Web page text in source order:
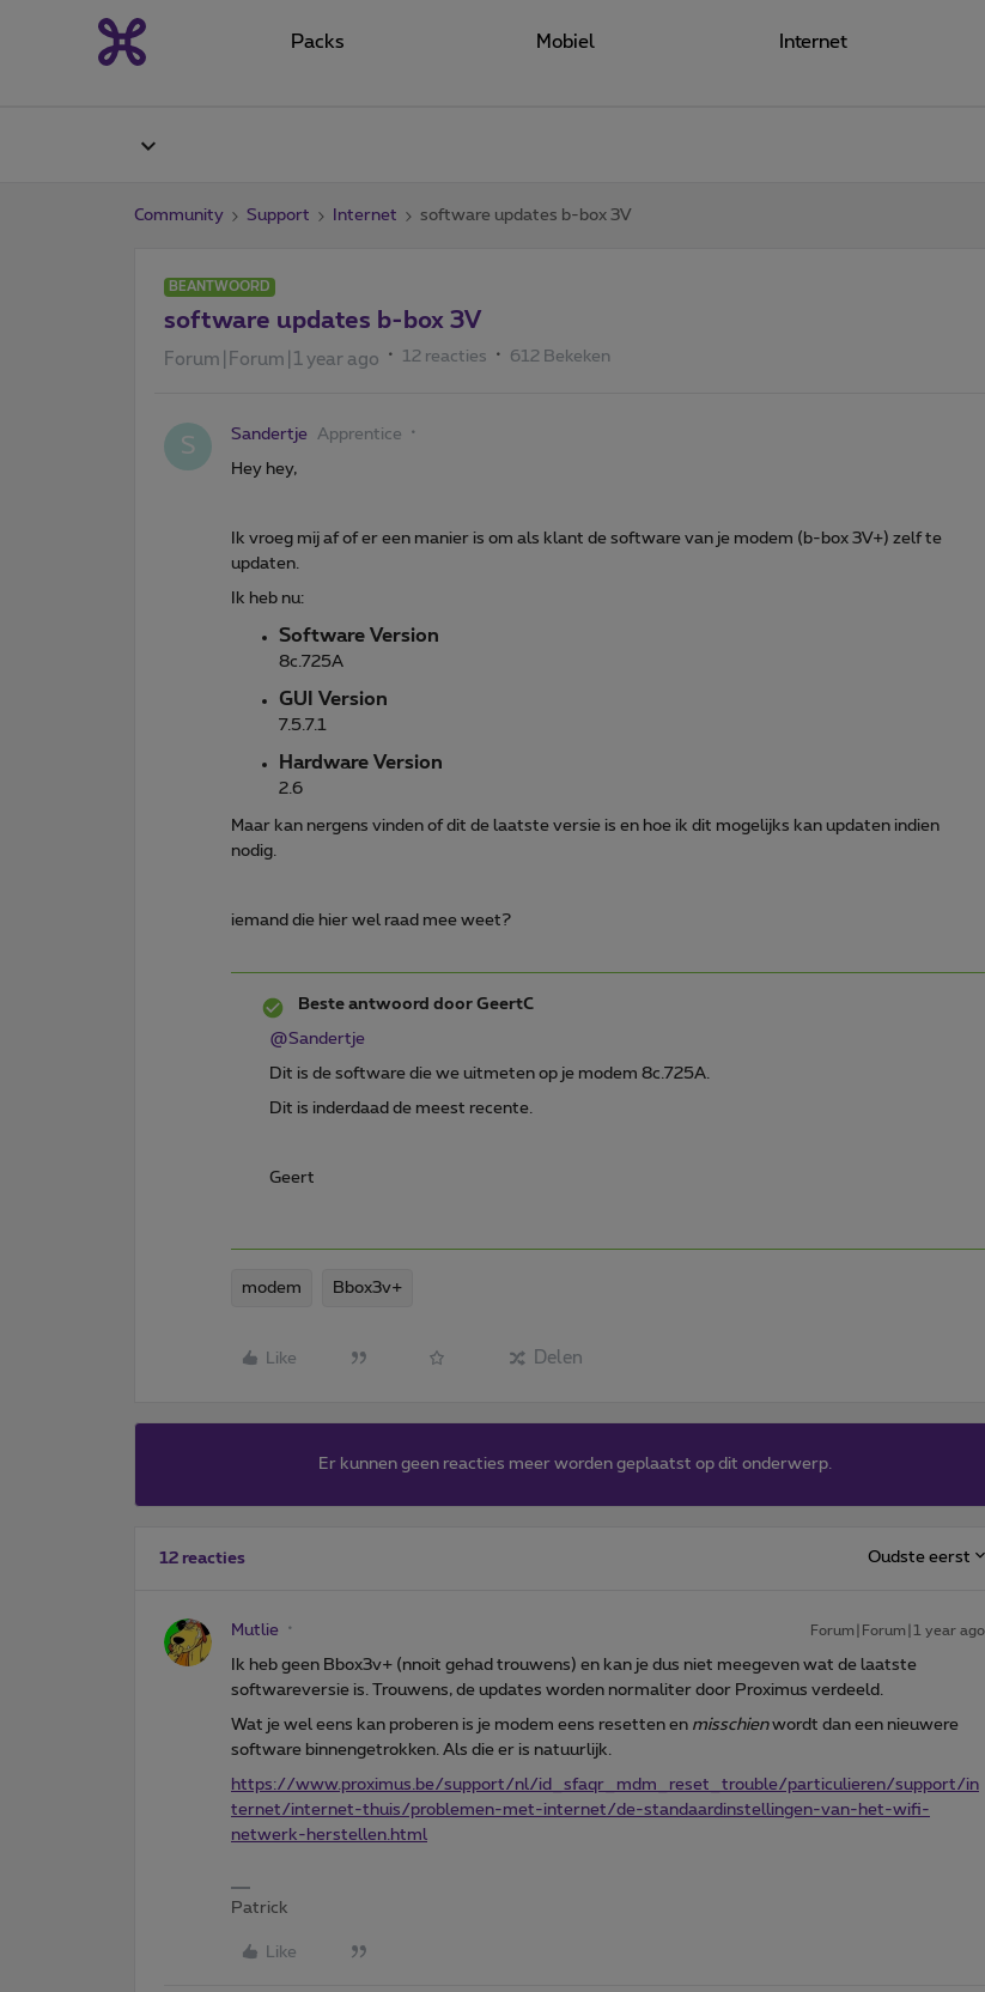
Packs Mobiel Internet
Community Support Internet software updates b-box 3V
BEANTWOORD
software updates b-box 3V
Forum|Forum|1 year ago 12 reacties 612 Bekeken
S Sandertje Apprentice
Hey hey,
Ik vroeg mij af of er een manier is om als klant de software van je modem (b-box 3V+) zelf te
updaten.
Ik heb nu:
Software Version
8c.725A
GUI Version
7.5.7.1
Hardware Version
2.6
Maar kan nergens vinden of dit de laatste versie is en hoe ik dit mogelijks kan updaten indien
nodig.
iemand die hier wel raad mee weet?
Beste antwoord door GeertC
@Sandertje
Dit is de software die we uitmeten op je modem 8c.725A.
Dit is inderdaad de meest recente.
Geert
modem Bbox3v+
Like Delen
Er kunnen geen reacties meer worden geplaatst op dit onderwerp.
12 reacties Oudste eerst
Mutlie Forum|Forum|1 year ago
Ik heb geen Bbox3v+ (nnoit gehad trouwens) en kan je dus niet meegeven wat de laatste
softwareversie is. Trouwens, de updates worden normaliter door Proximus verdeeld.
Wat je wel eens kan proberen is je modem eens resetten en misschienwordt dan een nieuwere
software binnengetrokken. Als die er is natuurlijk.
https://www.proximus.be/support/nl/id_sfaqr_mdm_reset_trouble/particulieren/support/in
ternet/internet-thuis/problemen-met-internet/de-standaardinstellingen-van-het-wifi-
netwerk-herstellen.html
Patrick
Like